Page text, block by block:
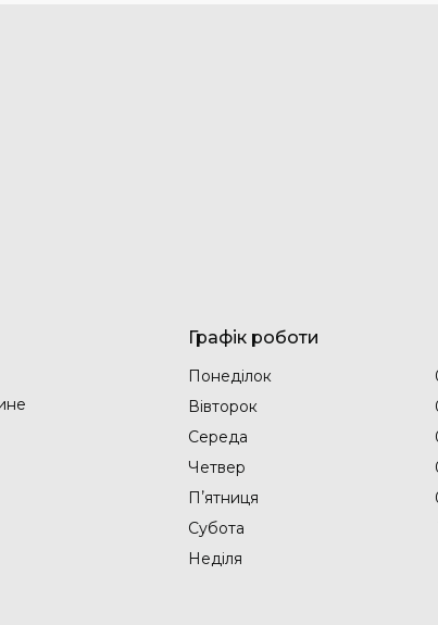
Графік роботи
Понеділок
Вівторок
Середа
Четвер
Пʼятниця
Субота
Неділя